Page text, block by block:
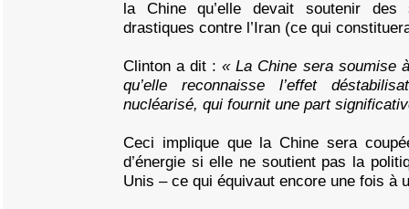
la Chine qu’elle devait soutenir des
drastiques contre l’Iran (ce qui
Clinton a dit :« La Chine sera soumise
qu’elle reconnaisse l’effet
nucléarisé, qui fournit une part
Ceci implique que la Chine sera
d’énergie si elle ne soutient pas la
Unis – ce qui équivaut encore une fois à